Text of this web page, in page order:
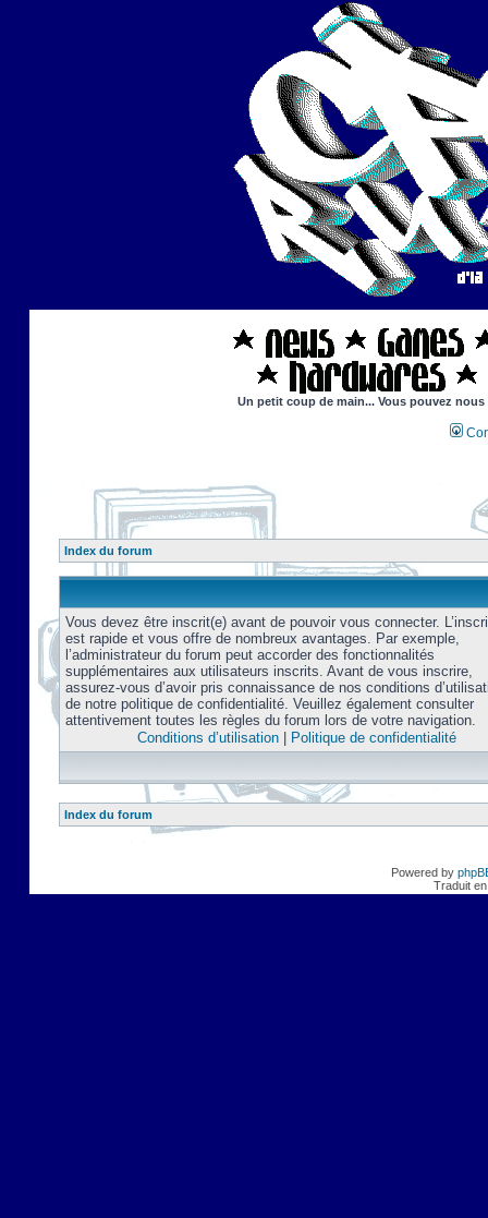
Un petit coup de main... Vous pouvez
Index du forum
Vous devez être inscrit(e) avant de pouvoir vous connecter.
est rapide et vous offre de nombreux avantages. Par exemple,
l’administrateur du forum peut accorder des fonctionnalités
supplémentaires aux utilisateurs inscrits. Avant de vous inscrire,
assurez-vous d’avoir pris connaissance de nos conditions
de notre politique de confidentialité. Veuillez également consulter
attentivement toutes les règles du forum lors de votre navigation.
Conditions d’utilisation| Politique de confidentialité
Index du forum
Powered by
Traduit